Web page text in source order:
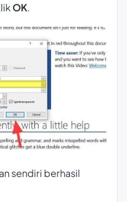
OK.
sendiri berhasil